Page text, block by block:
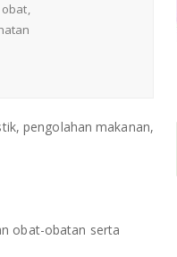
pengolahan makanan,
obat-obatan serta